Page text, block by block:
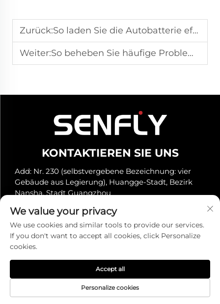
Zurück:So laden Sie die Autobatterie effizient mit einem intelligenten Batterieladegerät
Weiter:So beheben Sie häufige Probleme mit der Verbindung des Autostarters
KONTAKTIEREN SIE UNS
Add: Nr. 230 (selbstvergebene Bezeichnung: vier
Gebäude aus Legierung), Huangge-Stadt, Bezirk
Nansha, Stadt Guangzhou
Tel.: +86-19966289968
E-Mail:[email protected]
vorbehalten -Datenschutzrichtlinie
We value your privacy
We use cookies and similar tools to provide our services.
If you don't want to accept all cookies, click Personalize
cookies.
Personalize cookies
Accept all